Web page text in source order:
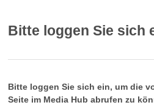
Bitte loggen Sie sich
Bitte loggen Sie sich ein, um die
Seite im Media Hub abrufen zu